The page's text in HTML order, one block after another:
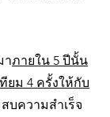
าภายใน 5 ปีนั้น
ยม 4 ครั้งให้กับ
บความสำเร็จ